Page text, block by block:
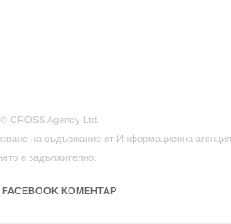
CROSS Agency Ltd.
на съдържание от Информационна
е задължително.
КОМЕНТАР